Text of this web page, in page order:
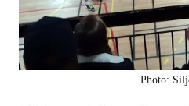
Photo: